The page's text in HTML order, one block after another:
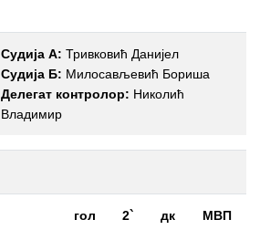
Судија А: Тривковић Данијел
Судија Б: Милосављевић Бориша
Делегат контролор: Николић
Владимир
гол 2` дк МВП